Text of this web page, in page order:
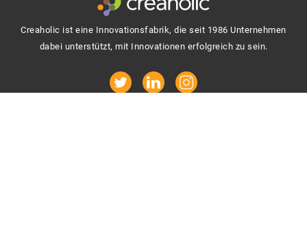
Creaholic ist eine Innovationsfabrik, die seit 1986 Unternehmen
dabei unterstützt, mit Innovationen erfolgreich zu sein.